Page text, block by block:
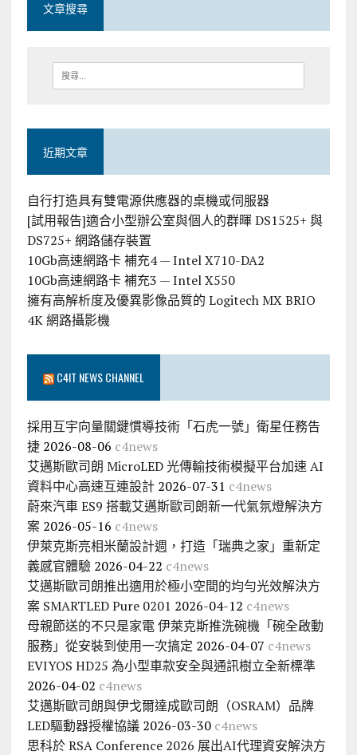
文章搜尋
近期文章
自行打造具有雙電源供應器的桌機或伺服器
[試用報告]適合小型辦公室與個人的群暉 DS1525+ 與
DS725+ 網路儲存裝置
10Gb高速網路卡 補充4 — Intel X710-DA2
10Gb高速網路卡 補充3 — Intel X550
擁有高解析度及優異影像品質的 Logitech MX BRIO
4K 網路攝影機
C4IT NEWS CHANNEL
採用互宇向量關鍵慣導技術「石虎一號」衛星任務告
捷 2026-08-06 c4news
艾邁斯歐司朗 MicroLED 光傳輸技術模擬平台加速 AI
資料中心高速互連設計 2026-07-31 c4news
蔚來汽車 ES9 搭載艾邁斯歐司朗新一代氣氛燈解決方
案 2026-05-16 c4news
伊萊克斯亮相米蘭設計週，打造「瑞典之家」重新定
義感官體驗 2026-04-22 c4news
艾邁斯歐司朗推出適用於極小空間的均勻光效解決方
案 SMARTLED Pure 0201 2026-04-12 c4news
母親節送的不只是家電 伊萊克斯推洗碗機「碗全啟動
服務」從安裝到使用一次搞定 2026-04-07 c4news
EVIYOS HD25 為小型車款安全與通訊樹立全新標準
2026-04-02 c4news
艾邁斯歐司朗與伊戈爾達成歐司朗（OSRAM）品牌
LED驅動器授權協議 2026-03-30 c4news
思科於 RSA Conference 2026 展出AI代理資安解決方